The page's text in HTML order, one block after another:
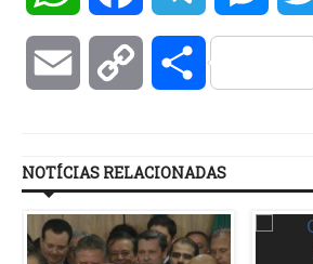
Email Copy Compartilhar
NOTÍCIAS RELACIONADAS